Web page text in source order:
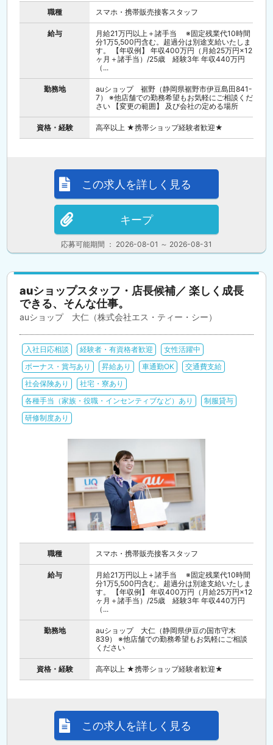
職種 スマホ・携帯販売接客スタッフ
給与
月給21万円以上＋諸手当 ※固定残業代10時間
分1万5,500円含む。超過分は別途支給いたしま
す。 【年収例】 年収400万円（月給25万円×12
ヶ月＋諸手当）/25歳 経験3年 年収440万円
（...
勤務地
auショップ 裾野（静岡県裾野市伊豆島田841-
7） ※他店舗での勤務希望もお気軽にご相談くだ
さい 【変更の範囲】 及び会社の定める場所
資格・経験 高卒以上 ★携帯ショップ経験者歓迎★
応募可能期間 ： 2026-08-01 ～ 2026-08-31
この求人を詳しく見る
キープ
auショップスタッフ・店長候補／ 楽しく成長
できる、そんな仕事。
auショップ 大仁（株式会社エス・ティー・シー）
入社日応相談 経験者・有資格者歓迎
女性活躍中
ボーナス・賞与あり
昇給あり 車通勤OK
交通費支給
社会保険あり
社宅・寮あり
各種手当（家族・役職・インセンティブなど）あり
制服貸与
研修制度あり
職種 スマホ・携帯販売接客スタッフ
給与
月給21万円以上＋諸手当 ※固定残業代10時間
分1万5,500円含む。超過分は別途支給いたしま
す。 【年収例】 年収400万円（月給25万円×12
ヶ月＋諸手当）/25歳 経験3年 年収440万円
（...
勤務地
auショップ 大仁（静岡県伊豆の国市守木
839） ※他店舗での勤務希望もお気軽にご相談
ください
資格・経験 高卒以上 ★携帯ショップ経験者歓迎★
この求人を詳しく見る